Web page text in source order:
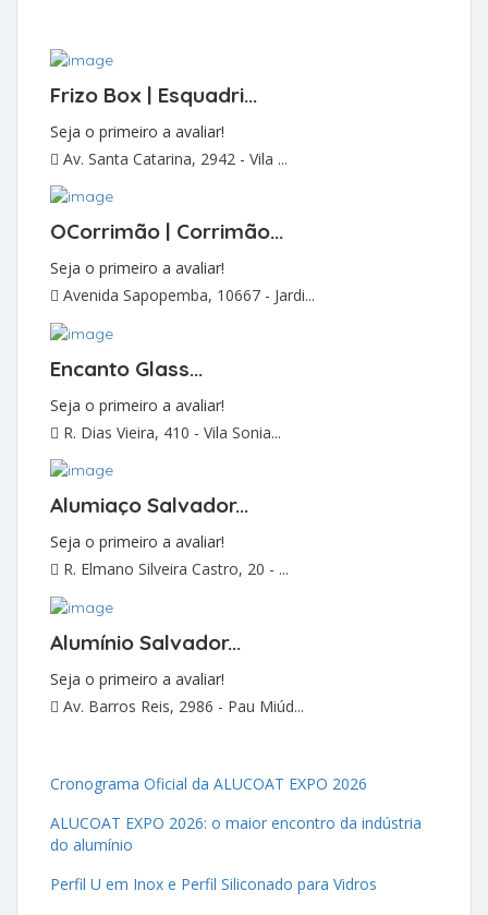
Frizo Box | Esquadri...
Seja o primeiro a avaliar!
Av. Santa Catarina, 2942 - Vila ...
OCorrimão | Corrimão...
Seja o primeiro a avaliar!
Avenida Sapopemba, 10667 - Jardi...
Encanto Glass...
Seja o primeiro a avaliar!
R. Dias Vieira, 410 - Vila Sonia...
Alumiaço Salvador...
Seja o primeiro a avaliar!
R. Elmano Silveira Castro, 20 - ...
Alumínio Salvador...
Seja o primeiro a avaliar!
Av. Barros Reis, 2986 - Pau Miúd...
Cronograma Oficial da ALUCOAT EXPO 2026
ALUCOAT EXPO 2026: o maior encontro da indústria
do alumínio
Perfil U em Inox e Perfil Siliconado para Vidros